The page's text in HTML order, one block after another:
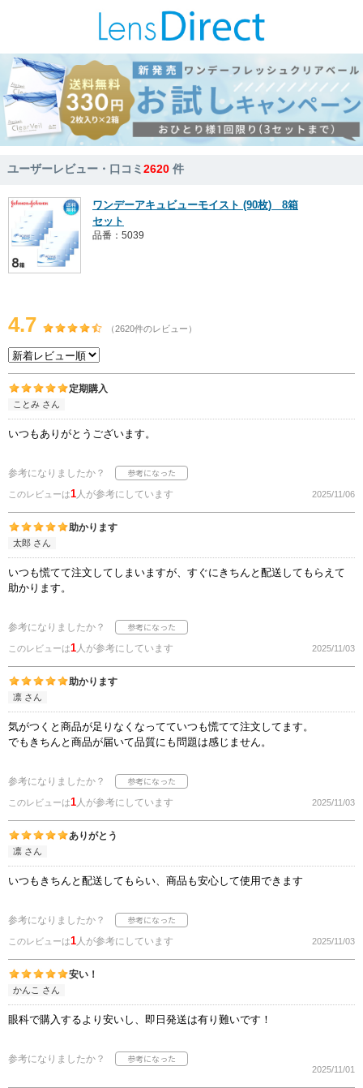
ユーザーレビュー・口コミ2620 件
ワンデーアキュビューモイスト (90枚) 8箱
セット
品番：5039
4.7 （2620件のレビュー）
定期購入
ことみ さん
いつもありがとうございます。
参考になりましたか？
このレビューは1人が参考にしています 2025/11/06
助かります
太郎 さん
いつも慌てて注文してしまいますが、すぐにきちんと配送してもらえて
助かります。
参考になりましたか？
このレビューは1人が参考にしています 2025/11/03
助かります
凛 さん
気がつくと商品が足りなくなってていつも慌てて注文してます。
でもきちんと商品が届いて品質にも問題は感じません。
参考になりましたか？
このレビューは1人が参考にしています 2025/11/03
ありがとう
凛 さん
いつもきちんと配送してもらい、商品も安心して使用できます
参考になりましたか？
このレビューは1人が参考にしています 2025/11/03
安い！
かんこ さん
眼科で購入するより安いし、即日発送は有り難いです！
参考になりましたか？
2025/11/01